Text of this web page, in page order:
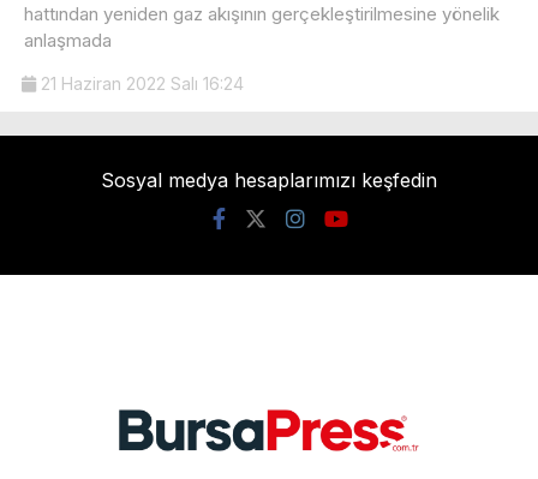
hattından yeniden gaz akışının gerçekleştirilmesine yönelik
anlaşmada
21 Haziran 2022 Salı 16:24
Sosyal medya hesaplarımızı keşfedin